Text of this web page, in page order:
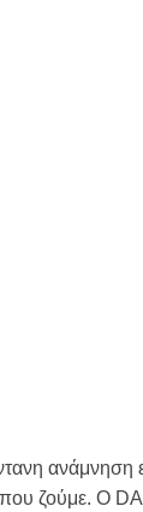
που ζούμε.